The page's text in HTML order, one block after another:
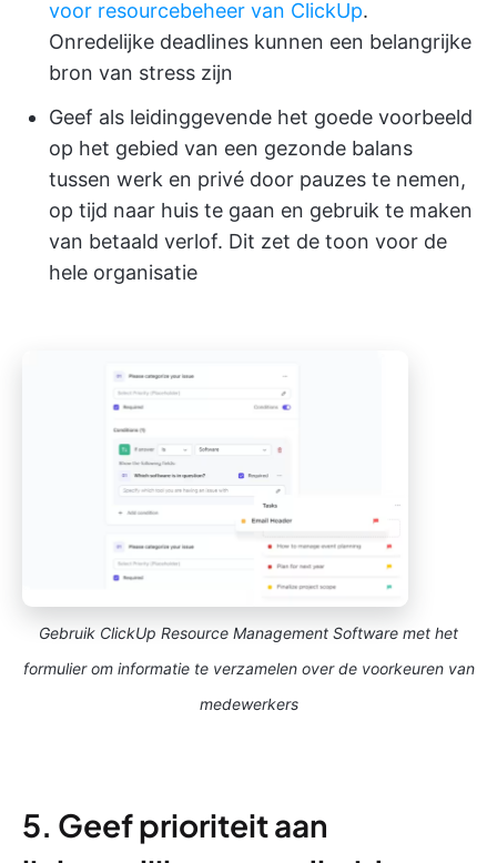
voor resourcebeheer van ClickUp.
Onredelijke deadlines kunnen een belangrijke
bron van stress zijn
Geef als leidinggevende het goede voorbeeld
op het gebied van een gezonde balans
tussen werk en privé door pauzes te nemen,
op tijd naar huis te gaan en gebruik te maken
van betaald verlof. Dit zet de toon voor de
hele organisatie
Gebruik ClickUp Resource Management Software met het
formulier om informatie te verzamelen over de voorkeuren van
medewerkers
5. Geef prioriteit aan